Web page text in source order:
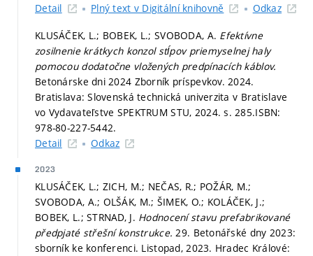
Detail
Plný text v Digitální knihovně Odkaz
KLUSÁČEK, L.; BOBEK, L.; SVOBODA, A. Efektívne
zosilnenie krátkych konzol stĺpov priemyselnej haly
pomocou dodatočne vložených predpínacích káblov.
Betonárske dni 2024 Zborník príspevkov. 2024.
Bratislava: Slovenská technická univerzita v Bratislave
vo Vydavateľstve SPEKTRUM STU, 2024.s. 285.ISBN:
978-80-227-5442.
Detail
Odkaz
2023
KLUSÁČEK, L.; ZICH, M.; NEČAS, R.; POŽÁR, M.;
SVOBODA, A.; OLŠÁK, M.; ŠIMEK, O.; KOLÁČEK, J.;
BOBEK, L.; STRNAD, J. Hodnocení stavu prefabrikované
předpjaté střešní konstrukce.29. Betonářské dny 2023:
sborník ke konferenci. Listopad, 2023. Hradec Králové: